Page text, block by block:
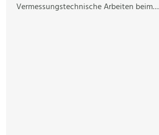
Vermessungstechnische Arbeiten beim…